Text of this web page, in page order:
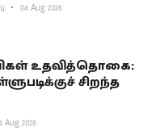
04 Aug 2026
உதவித்தொகை:
சிறந்த
Aug 2026